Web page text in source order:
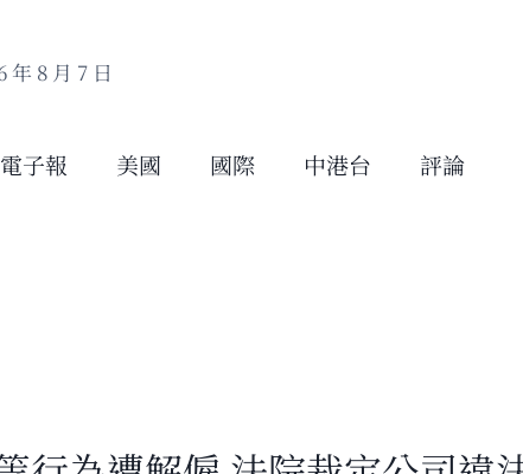
年 8 月 7 日
電子報 美國 國際 中港台 評論